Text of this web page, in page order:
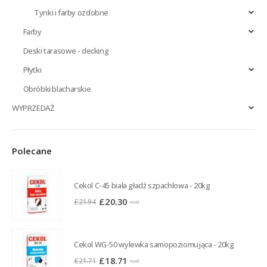
Tynki i farby ozdobne
Farby
Deski tarasowe - decking
Płytki
Obróbki blacharskie
WYPRZEDAŻ
Polecane
Cekol C-45 biała gładź szpachlowa - 20kg
£21.94 Pierwotna
£21.94.
£20.30 Aktualna
£20.30.
+VAT
Cekol WG-50 wylewka samopoziomująca - 20kg
£21.71 Pierwotna
£18.71 Aktualna
+VAT